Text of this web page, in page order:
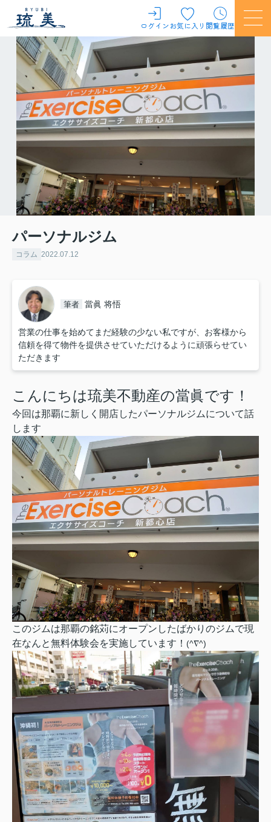
ログインお気に入り 閲覧履歴
パーソナルジム
コラム 2022.07.12
筆者 當眞 将悟
営業の仕事を始めてまだ経験の少ない私ですが、お客様から
信頼を得て物件を提供させていただけるように頑張らせてい
ただきます
こんにちは琉美不動産の當眞です！
今回は那覇に新しく開店したパーソナルジムについて話
します
このジムは那覇の銘苅にオープンしたばかりのジムで現
在なんと無料体験会を実施しています！ (^∇^)